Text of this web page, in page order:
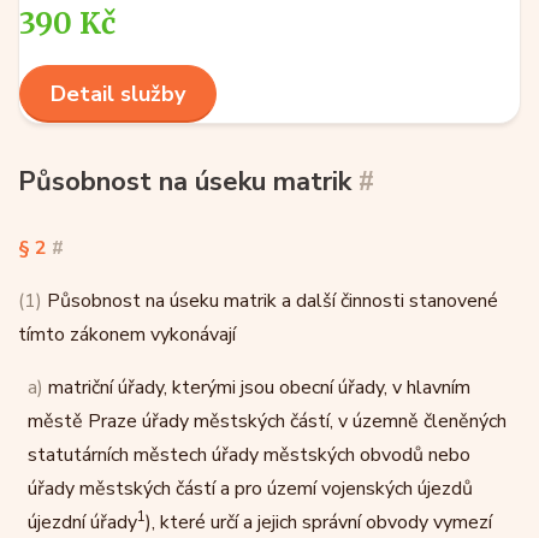
390 Kč
Detail služby
Působnost na úseku matrik #
§ 2 #
(1) Působnost na úseku matrik a další činnosti stanovené
tímto zákonem vykonávají
a) matriční úřady, kterými jsou obecní úřady, v hlavním
městě Praze úřady městských částí, v územně členěných
statutárních městech úřady městských obvodů nebo
úřady městských částí a pro území vojenských újezdů
újezdní úřady1), které určí a jejich správní obvody vymezí